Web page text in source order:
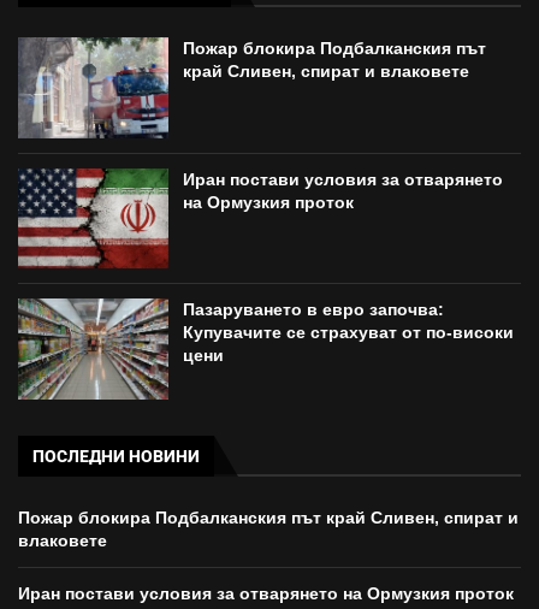
Пожар блокира Подбалканския път
край Сливен, спират и влаковете
Иран постави условия за отварянето
на Ормузкия проток
Пазаруването в евро започва:
Купувачите се страхуват от по-високи
цени
ПОСЛЕДНИ НОВИНИ
Пожар блокира Подбалканския път край Сливен, спират и
влаковете
Иран постави условия за отварянето на Ормузкия проток